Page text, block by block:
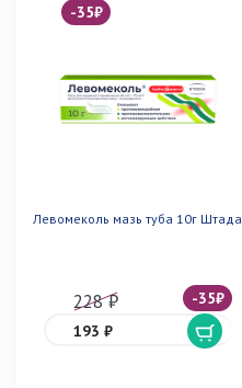
-35₽
Левомеколь мазь туба 10г Штада
-35₽
228 ₽
193 ₽